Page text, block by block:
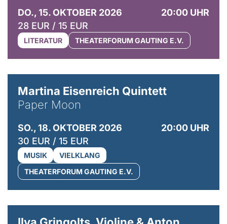
DO., 15. OKTOBER 2026
20:00 UHR
28 EUR / 15 EUR
LITERATUR THEATERFORUM GAUTING E.V.
Martina Eisenreich Quintett
Paper Moon
SO., 18. OKTOBER 2026
20:00 UHR
30 EUR / 15 EUR
MUSIK
VIELKLANG
THEATERFORUM GAUTING E.V.